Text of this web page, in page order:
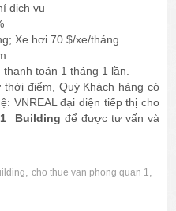
dịch vụ
Xe hơi 70 $/xe/tháng.
toán 1 tháng 1 lần.
điểm, Quý Khách hàng có
VNREAL đại diện tiếp thị cho
1 Building để được tư vấn và
,cho thue van phong quan 1